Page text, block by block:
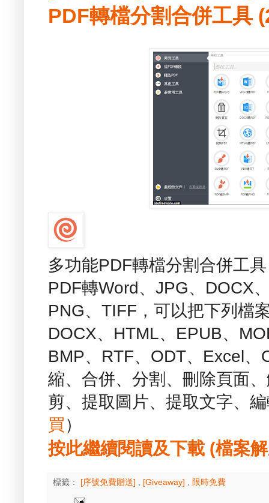
PDF轉檔分割合併工具
多功能PDF轉檔分割合併工
PDF轉Word、JPG、DOCX
PNG、TIFF，可以把下列檔
DOCX、HTML、EPUB、
BMP、RTF、ODT、Excel
縮、合併、分割、刪除頁面
剪、提取圖片、提取文字、
買）
按此繼續閱讀及下載 (檔案
標籤： [序號免費贈送] [Giveaway] 限時免費